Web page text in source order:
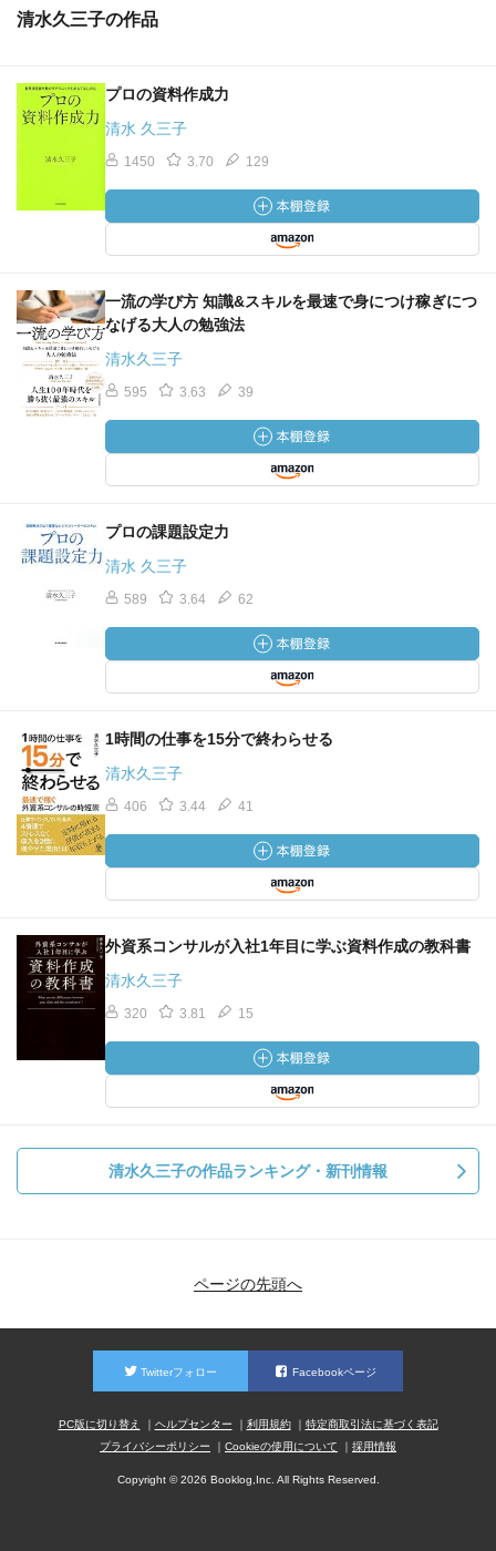
清水久三子の作品
プロの資料作成力
清水 久三子
1450 3.70 129
一流の学び方 知識&スキルを最速で身につけ稼ぎにつ
なげる大人の勉強法
清水久三子
595 3.63 39
プロの課題設定力
清水 久三子
589 3.64 62
1時間の仕事を15分で終わらせる
清水久三子
406 3.44 41
外資系コンサルが入社1年目に学ぶ資料作成の教科書
清水久三子
320 3.81 15
清水久三子の作品ランキング・新刊情報
ページの先頭へ
Twitterフォロー Facebookページ
PC版に切り替え ヘルプセンター 利用規約
特定商取引法に基づく表記
プライバシーポリシー
Cookieの使用について 採用情報
Copyright © 2026 Booklog,Inc. All Rights Reserved.